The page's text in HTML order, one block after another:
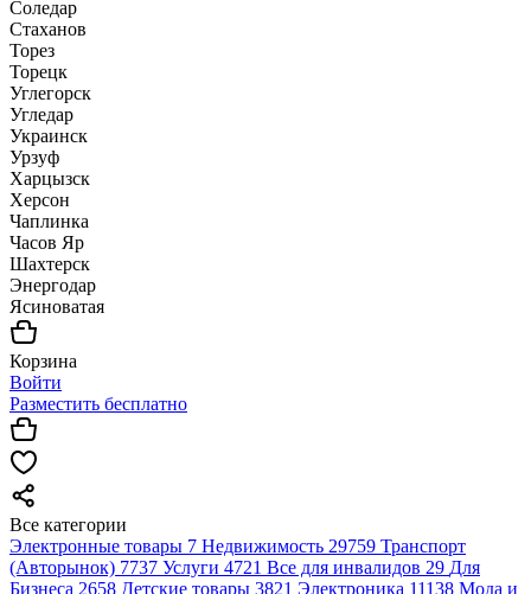
Соледар
Стаханов
Торез
Торецк
Углегорск
Угледар
Украинск
Урзуф
Харцызск
Херсон
Чаплинка
Часов Яр
Шахтерск
Энергодар
Ясиноватая
Корзина
Войти
Разместить бесплатно
Все категории
Электронные товары 7 Недвижимость 29759 Транспорт
(Авторынок) 7737 Услуги 4721 Все для инвалидов 29 Для
Бизнеса 2658 Детские товары 3821 Электроника 11138 Мода и